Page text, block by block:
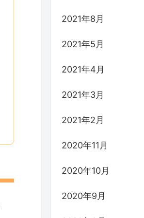
2021年8月
2021年5月
2021年4月
2021年3月
2021年2月
2020年11月
2020年10月
2020年9月